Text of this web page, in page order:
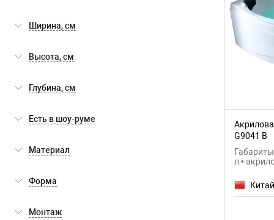
Ширина, см
Высота, см
Глубина, см
Есть в шоу-руме
Материал
Форма
Монтаж
G9041 B
л •
Китай